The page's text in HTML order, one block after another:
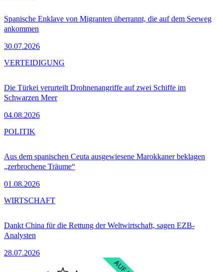
Spanische Enklave von Migranten überrannt, die auf dem Seeweg
ankommen
30.07.2026
Die Türkei verurteilt Drohnenangriffe auf zwei Schiffe im
Schwarzen Meer
04.08.2026
VERTEIDIGUNG
Aus dem spanischen Ceuta ausgewiesene Marokkaner beklagen
„zerbrochene Träume“
01.08.2026
POLITIK
Dankt China für die Rettung der Weltwirtschaft, sagen EZB-
Analysten
28.07.2026
WIRTSCHAFT